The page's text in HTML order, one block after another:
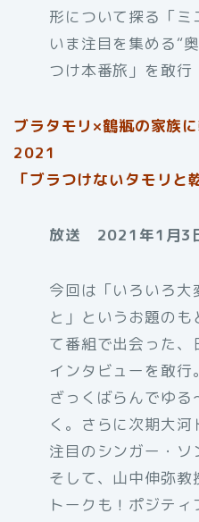
形について探る「
いま注目を集める“
つけ本番旅」を敢行
ブラタモリ×鶴瓶の家族
2021
「ブラつけないタモリと
放送 2021年1月3
今回は「いろいろ大
と」というお題の
て番組で出会った、
インタビューを敢行
ざっくばらんでゆ
く。さらに次期大
注目のシンガー・ソ
そして、山中伸弥教
トークも！ポジテ